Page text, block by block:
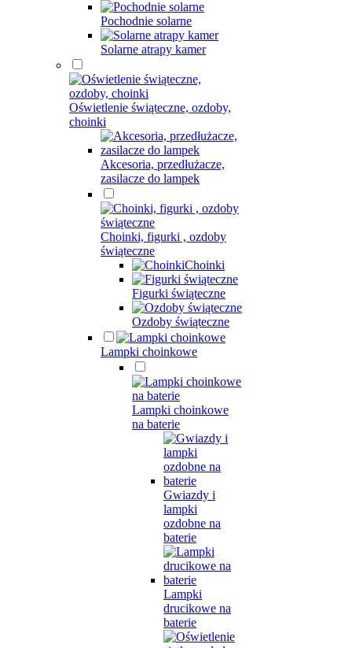
Pochodnie solarne
Solarne atrapy kamer
Oświetlenie świąteczne, ozdoby,
choinki
Akcesoria, przedłużacze,
zasilacze do lampek
Choinki, figurki , ozdoby
świąteczne
Choinki
Figurki świąteczne
Ozdoby świąteczne
Lampki choinkowe
Lampki choinkowe
na baterie
Gwiazdy i
lampki
ozdobne na
baterie
Lampki
drucikowe na
baterie